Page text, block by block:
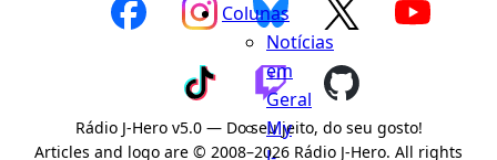
Colunas
Notícias
em
Geral
My
Rádio J-Hero v5.0 — Do seu jeito, do seu gosto!
Articles and logo are © 2008–2026 Rádio J-Hero. All rights